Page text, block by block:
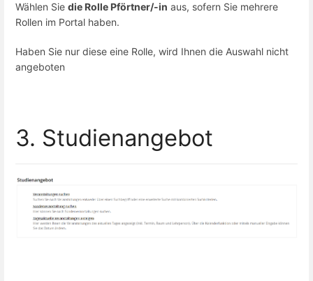
Wählen Sie die Rolle Pförtner/-in aus, sofern Sie mehrere
Rollen im Portal haben.
Haben Sie nur diese eine Rolle, wird Ihnen die Auswahl nicht
angeboten
3. Studienangebot